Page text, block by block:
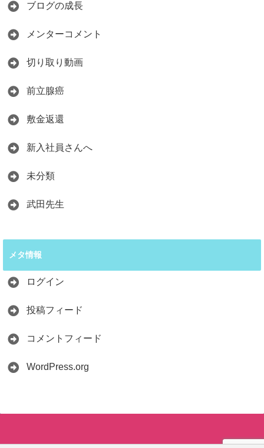
ブログの成長
メンターコメント
切り取り動画
前立腺癌
敷金返還
新入社員さんへ
未分類
武田先生
メタ情報
ログイン
投稿フィード
コメントフィード
WordPress.org